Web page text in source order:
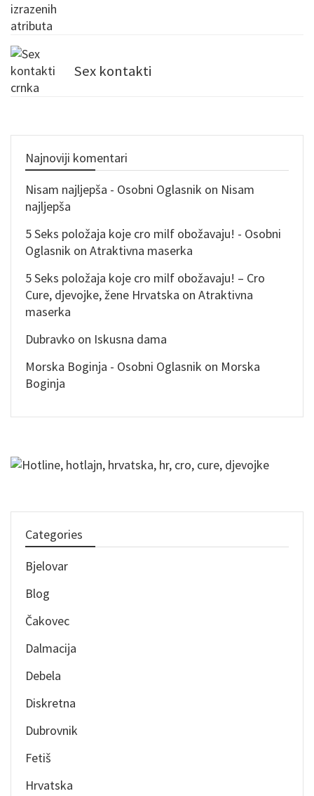
Sex kontakti
Najnoviji komentari
Nisam najljepša - Osobni Oglasnik on Nisam
najljepša
5 Seks položaja koje cro milf obožavaju! - Osobni
Oglasnik on Atraktivna maserka
5 Seks položaja koje cro milf obožavaju! – Cro
Cure, djevojke, žene Hrvatska on Atraktivna
maserka
Dubravko on Iskusna dama
Morska Boginja - Osobni Oglasnik on Morska
Boginja
Categories
Bjelovar
Blog
Čakovec
Dalmacija
Debela
Diskretna
Dubrovnik
Fetiš
Hrvatska